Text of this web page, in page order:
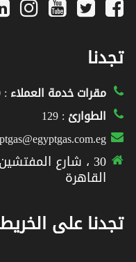
تجدنا
مقرات خدمة العملاء : 19220
الطوارئ : 129
30 ، شارع
القاهرة
تجدنا على